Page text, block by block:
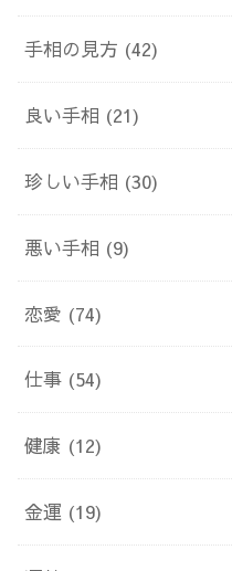
手相の見方 (42)
良い手相 (21)
珍しい手相 (30)
悪い手相 (9)
恋愛 (74)
仕事 (54)
健康 (12)
金運 (19)